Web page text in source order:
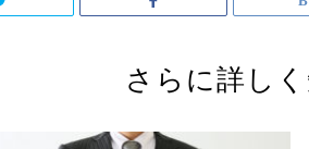
さらに詳し